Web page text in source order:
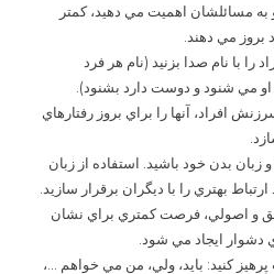
مسائلشان اهميت مي دهيد، کمتر
بروز مي دهند.
را با نام صدا بزنيد (نام هر فرد
مي شنود و دوست دارد بشنود).
افراد، آنها را براي بروز رفتارهاي
بدن خود باشيد. استفاده از زبان
بهتري را با ديگران برقرار سازيد.
و اصولي، فرصت کمتري براي نشان
دشوار ايجاد مي شود.
پرهيز کنيد: بايد، ولي، من مي خواهم …،